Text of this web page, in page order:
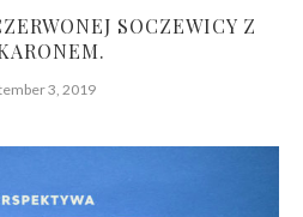
SOCZEWICY Z
3, 2019